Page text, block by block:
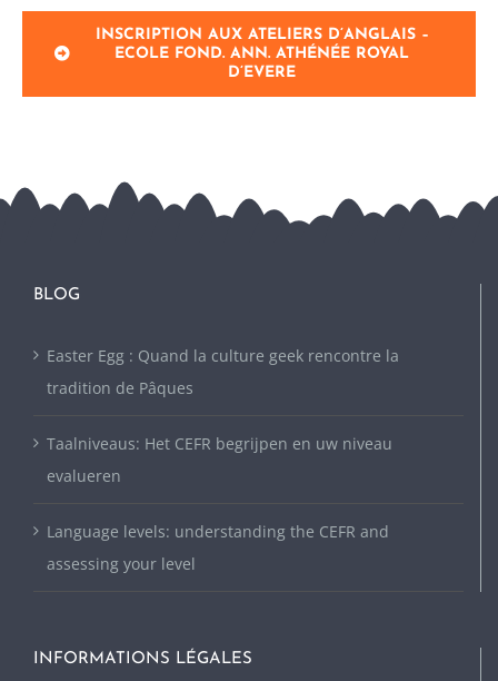
INSCRIPTION AUX ATELIERS D’ANGLAIS –
ECOLE FOND. ANN. ATHÉNÉE ROYAL
D’EVERE
BLOG
Easter Egg : Quand la culture geek rencontre la
tradition de Pâques
Taalniveaus: Het CEFR begrijpen en uw niveau
evalueren
Language levels: understanding the CEFR and
assessing your level
INFORMATIONS LÉGALES